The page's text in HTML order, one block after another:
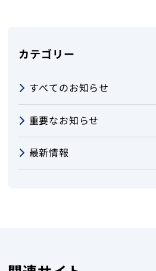
カテゴリー
すべてのお知らせ
重要なお知らせ
最新情報